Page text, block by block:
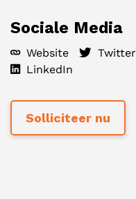
Sociale Media
Website Twitter
LinkedIn